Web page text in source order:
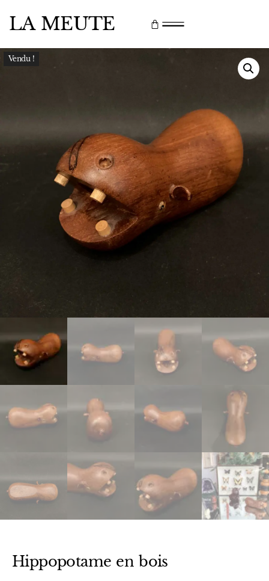
LA MEUTE
Vendu !
Hippopotame en bois